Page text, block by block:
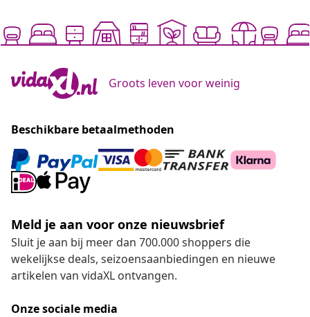
Groots leven voor weinig
Beschikbare betaalmethoden
Meld je aan voor onze nieuwsbrief
Sluit je aan bij meer dan 700.000 shoppers die
wekelijkse deals, seizoensaanbiedingen en nieuwe
artikelen van vidaXL ontvangen.
Onze sociale media